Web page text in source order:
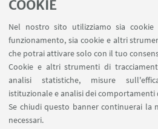
COOKIE
Nel nostro sito utilizziamo sia
funzionamento, sia cookie e altri
che potrai attivare solo con il tuo
Cookie e altri strumenti di
analisi statistiche, misure
istituzionale e analisi dei comportamenti
Se chiudi questo banner continuerai la
necessari.
Area
Contatti
SEGUI IL